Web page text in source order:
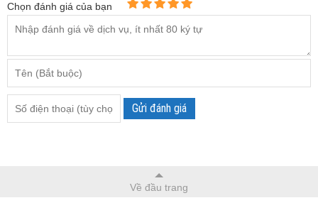
Chọn đánh giá của bạn
Gửi đánh giá
Về đầu trang